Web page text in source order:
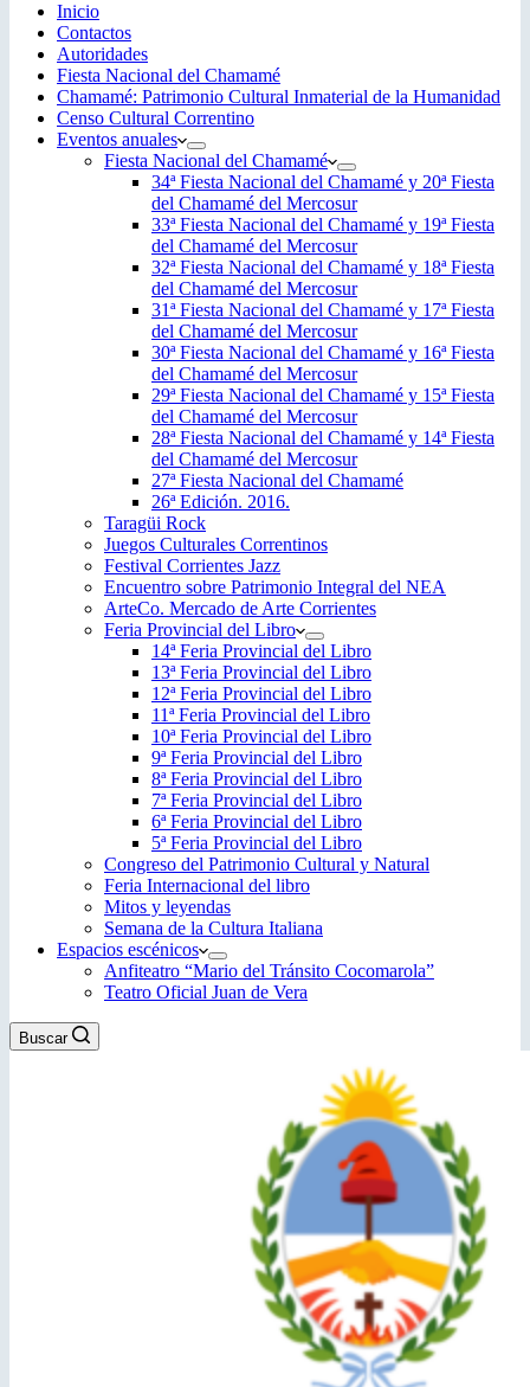
Inicio
Contactos
Autoridades
Fiesta Nacional del Chamamé
Chamamé: Patrimonio Cultural Inmaterial de la Humanidad
Censo Cultural Correntino
Eventos anuales
Fiesta Nacional del Chamamé
34ª Fiesta Nacional del Chamamé y 20ª Fiesta
del Chamamé del Mercosur
33ª Fiesta Nacional del Chamamé y 19ª Fiesta
del Chamamé del Mercosur
32ª Fiesta Nacional del Chamamé y 18ª Fiesta
del Chamamé del Mercosur
31ª Fiesta Nacional del Chamamé y 17ª Fiesta
del Chamamé del Mercosur
30ª Fiesta Nacional del Chamamé y 16ª Fiesta
del Chamamé del Mercosur
29ª Fiesta Nacional del Chamamé y 15ª Fiesta
del Chamamé del Mercosur
28ª Fiesta Nacional del Chamamé y 14ª Fiesta
del Chamamé del Mercosur
27ª Fiesta Nacional del Chamamé
26ª Edición. 2016.
Taragüi Rock
Juegos Culturales Correntinos
Festival Corrientes Jazz
Encuentro sobre Patrimonio Integral del NEA
ArteCo. Mercado de Arte Corrientes
Feria Provincial del Libro
14ª Feria Provincial del Libro
13ª Feria Provincial del Libro
12ª Feria Provincial del Libro
11ª Feria Provincial del Libro
10ª Feria Provincial del Libro
9ª Feria Provincial del Libro
8ª Feria Provincial del Libro
7ª Feria Provincial del Libro
6ª Feria Provincial del Libro
5ª Feria Provincial del Libro
Congreso del Patrimonio Cultural y Natural
Feria Internacional del libro
Mitos y leyendas
Semana de la Cultura Italiana
Espacios escénicos
Anfiteatro “Mario del Tránsito Cocomarola”
Teatro Oficial Juan de Vera
Buscar